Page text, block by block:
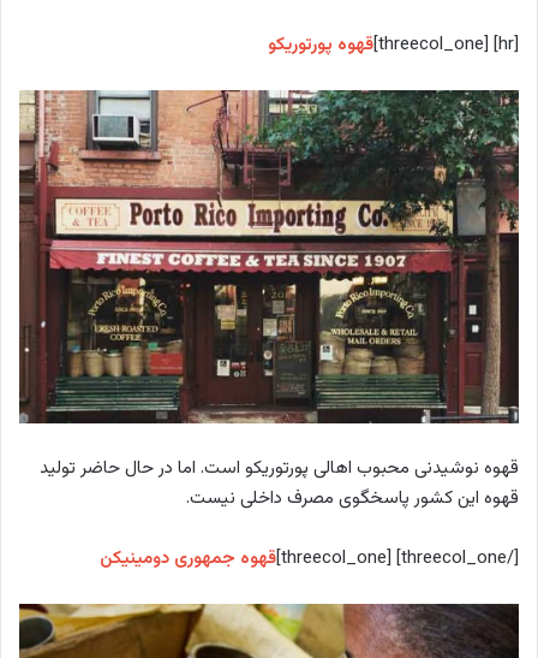
[hr] [threecol_one] قهوه پورتوریکو
قهوه نوشیدنی محبوب اهالی پورتوریکو است. اما در حال حاضر تولید
قهوه این کشور پاسخگوی مصرف داخلی نیست.
[/threecol_one] [threecol_one] قهوه جمهوری دومینیکن